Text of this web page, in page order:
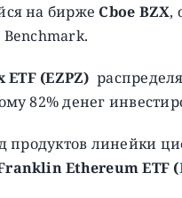
на бирже Cboe BZX,
(EZPZ)
82% денег
продуктов линейки
Ethereum ETF (